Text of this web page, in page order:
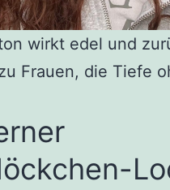
wirkt edel und
Frauen, die Tiefe